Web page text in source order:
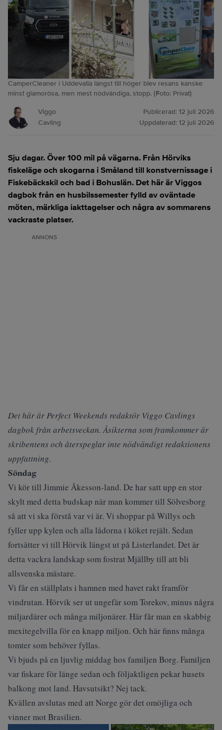
CamperCleaner i Uddevalla längst till höger blev resans kanske
minst glamorösa, men mest nödvändiga, stopp. (Foto: Privat)
Viggo
Cavling
Publicerad: 12 juli 2026
Uppdaterad: 12 juli 2026
Sju dagar. Över 100 mil på vägarna. Från Hörviks
fiskeläge och skogarna i Småland till konstvernissage i
Fiskebäckskil och bad i Bohuslän. Det här är Viggos
dagbok från en husbilssemester fylld av oväntade
möten, märkliga iakttagelser och några av sommarens
vackraste platser.
ANNONS
Det här är Perfect Weekends redaktör Viggo Cavlings
dagbok från arbetsveckan. Åsikterna som framkommer är
skribentens och återspeglar inte nödvändigt redaktionens
uppfattning.
Söndag
Vi kör till Jimmie Åkesson-land. De har satt upp en stor
skylt med detta budskap när man kommer till Sölvesborg
så att vi ska förstå var vi är. Vi shoppar på Willys och
fyller upp kylen och alla lådorna i köket rejält. Sedan
fortsätter vi till Hörvik längst ut på Listerlandet. Det är
detta vackra landskap som fostrat Mjällby till att bli
allsvenska mästare.
Vi får en ställplats i hamnen med havet rakt framför
vindrutan. Hörvik ser ut ungefär som Torekov, minus några
miljardärer och många miljonärer. Här får man en skabbig
mexitegelvilla för en knapp miljon. Och här finns många
tomter som behöver fyllas.
Vi bjuds på en ljuvlig middag hos familjen Borg. Familjen
var fiskare för länge sedan och följaktligen pekar husets
balkong mot land. Havsutsikt? Nej tack.
Kvällen avslutas med att Norge gör det omöjliga och
vinner mot Brasilien.